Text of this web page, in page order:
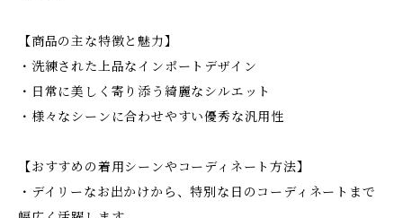
【商品の主な特徴と魅力】
・洗練された上品なインポートデザイン
・日常に美しく寄り添う綺麗なシルエット
・様々なシーンに合わせやすい優秀な汎用性
【おすすめの着用シーンやコーディネート方法】
・デイリーなお出かけから、特別な日のコーディネートまで